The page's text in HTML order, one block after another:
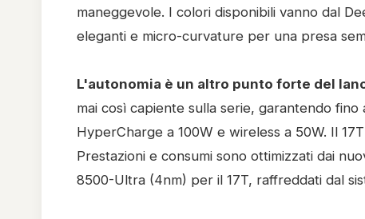
maneggevole. I colori disponibili vanno dal
eleganti e micro-curvature per una presa
L'autonomia è un altro punto forte del
mai così capiente sulla serie, garantendo
HyperCharge a 100W e wireless a 50W. Il
Prestazioni e consumi sono ottimizzati dai
8500-Ultra (4nm) per il 17T, raffreddati dal